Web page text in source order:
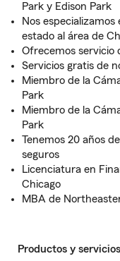
Park y Edison Park
Nos
estado al área de
Ofrecemos servicio
Servicios gratis de
Miembro de la
Park
Miembro de la
Park
Tenemos 20 años
seguros
Licenciatura en
Chicago
MBA de
Productos y servicios